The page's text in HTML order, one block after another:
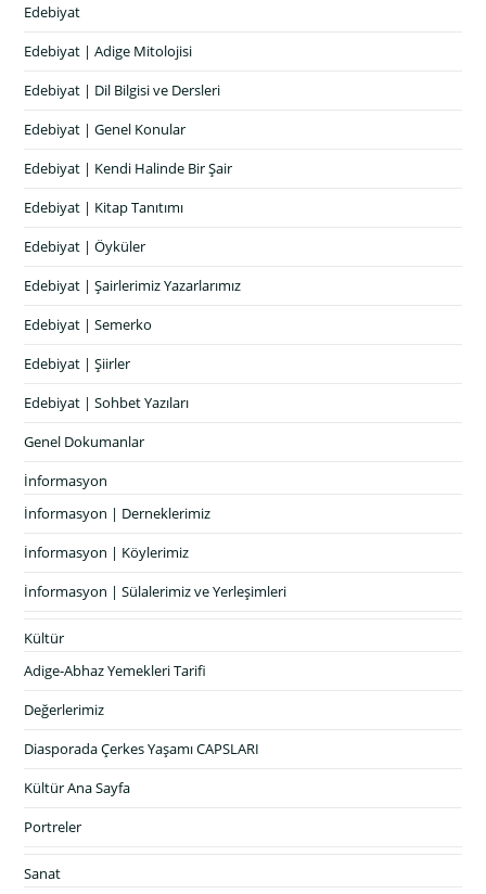
Edebiyat
Edebiyat | Adige Mitolojisi
Edebiyat | Dil Bilgisi ve Dersleri
Edebiyat | Genel Konular
Edebiyat | Kendi Halinde Bir Şair
Edebiyat | Kitap Tanıtımı
Edebiyat | Öyküler
Edebiyat | Şairlerimiz Yazarlarımız
Edebiyat | Semerko
Edebiyat | Şiirler
Edebiyat | Sohbet Yazıları
Genel Dokumanlar
İnformasyon
İnformasyon | Derneklerimiz
İnformasyon | Köylerimiz
İnformasyon | Sülalerimiz ve Yerleşimleri
Kültür
Adige-Abhaz Yemekleri Tarifi
Değerlerimiz
Diasporada Çerkes Yaşamı CAPSLARI
Kültür Ana Sayfa
Portreler
Sanat